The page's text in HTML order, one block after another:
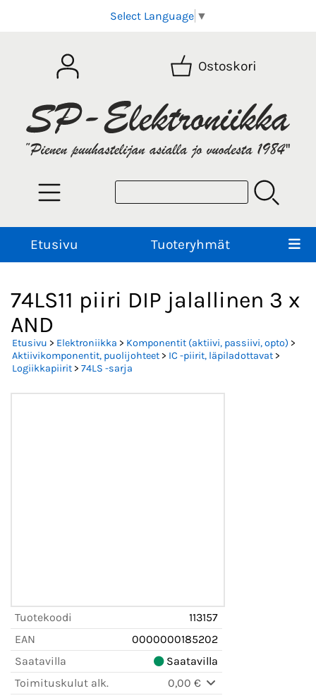
Select Language ▼
Ostoskori
Etusivu Tuoteryhmät
74LS11 piiri DIP jalallinen 3 x
AND
Etusivu > Elektroniikka > Komponentit (aktiivi, passiivi, opto) >
Aktiivikomponentit, puolijohteet> IC -piirit, läpiladottavat>
Logiikkapiirit> 74LS -sarja
Tuotekoodi
113157
EAN
0000000185202
Saatavilla
Saatavilla
Toimituskulut alk.
0,00 €